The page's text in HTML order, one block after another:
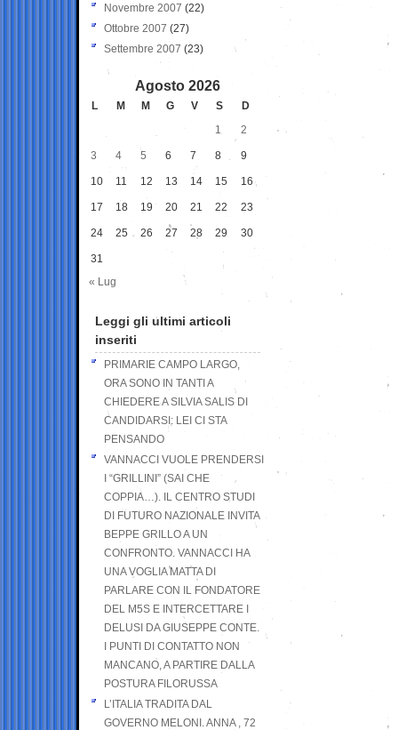
Novembre 2007 (22)
Ottobre 2007 (27)
Settembre 2007 (23)
Agosto 2026
L M M G V S
D
1
2
3 4 5 6 7 8 9
10 11 12 13 14 15 16
17 18 19 20 21 22 23
24 25 26 27 28 29 30
31
« Lug
Leggi gli ultimi articoli
inseriti
PRIMARIE CAMPO LARGO,
ORA SONO IN TANTI A
CHIEDERE A SILVIA SALIS DI
CANDIDARSI: LEI CI STA
PENSANDO
VANNACCI VUOLE PRENDERSI
I “GRILLINI” (SAI CHE
COPPIA…). IL CENTRO STUDI
DI FUTURO NAZIONALE INVITA
BEPPE GRILLO A UN
CONFRONTO. VANNACCI HA
UNA VOGLIA MATTA DI
PARLARE CON IL FONDATORE
DEL M5S E INTERCETTARE I
DELUSI DA GIUSEPPE CONTE.
I PUNTI DI CONTATTO NON
MANCANO, A PARTIRE DALLA
POSTURA FILORUSSA
L’ITALIA TRADITA DAL
GOVERNO MELONI. ANNA , 72